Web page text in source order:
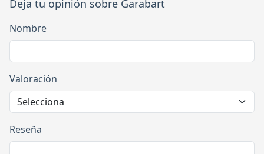
Deja tu opinión sobre Garabart
Nombre
Valoración
Reseña